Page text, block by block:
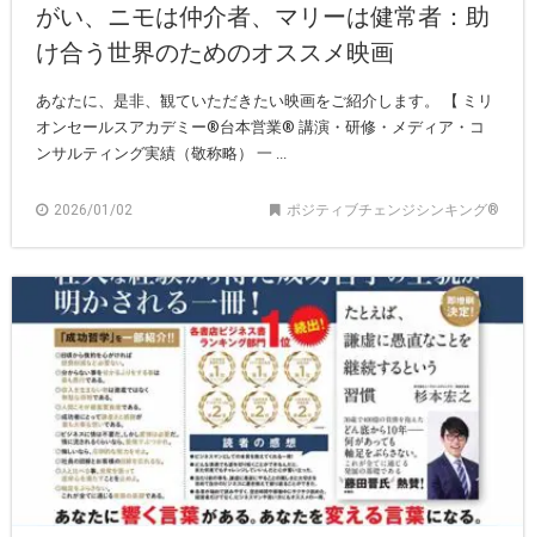
がい、ニモは仲介者、マリーは健常者：助
け合う世界のためのオススメ映画
あなたに、是非、観ていただきたい映画をご紹介します。 【 ミリ
オンセールスアカデミー®︎台本営業®︎ 講演・研修・メディア・コ
ンサルティング実績（敬称略） 一 ...
2026/01/02 ポジティブチェンジシンキング®️